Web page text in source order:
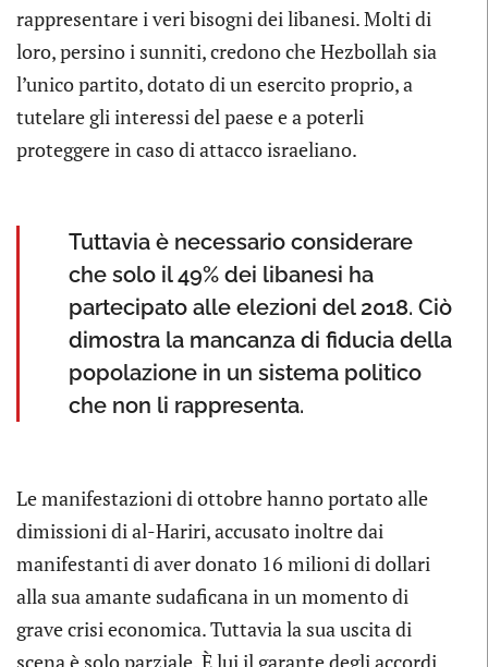
rappresentare i veri bisogni dei libanesi. Molti di
loro, persino i sunniti, credono che Hezbollah sia
l’unico partito, dotato di un esercito proprio, a
tutelare gli interessi del paese e a poterli
proteggere in caso di attacco israeliano.
Tuttavia è necessario considerare
che solo il 49% dei libanesi ha
partecipato alle elezioni del 2018. Ciò
dimostra la mancanza di fiducia della
popolazione in un sistema politico
che non li rappresenta.
Le manifestazioni di ottobre hanno portato alle
dimissioni di al-Hariri, accusato inoltre dai
manifestanti di aver donato 16 milioni di dollari
alla sua amante sudaficana in un momento di
grave crisi economica. Tuttavia la sua uscita di
scena è solo parziale. È lui il garante degli accordi